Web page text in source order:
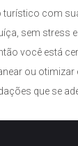
turístico com
sem stress
você está
ou otimizar
que se